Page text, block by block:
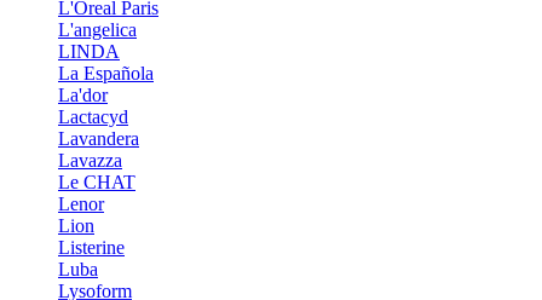
L'Oreal Paris
L'angelica
LINDA
La Española
La'dor
Lactacyd
Lavandera
Lavazza
Le CHAT
Lenor
Lion
Listerine
Luba
Lysoform